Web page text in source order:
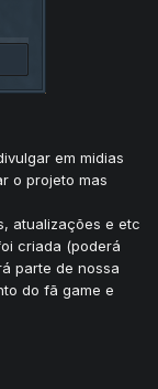
em midias
o projeto mas
atualizações e etc
criada (poderá
parte de nossa
do fã game e